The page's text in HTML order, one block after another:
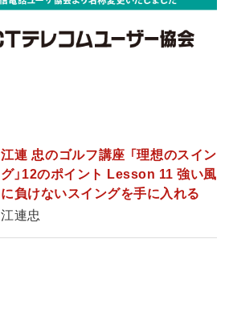
江連 忠のゴルフ講座 「理想のスイン
グ」12のポイント Lesson 11 強い風
に負けないスイングを手に入れる
江連忠